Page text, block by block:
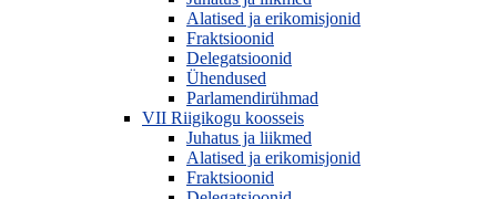
Alatised ja erikomisjonid
Fraktsioonid
Delegatsioonid
Ühendused
Parlamendirühmad
VII Riigikogu koosseis
Juhatus ja liikmed
Alatised ja erikomisjonid
Fraktsioonid